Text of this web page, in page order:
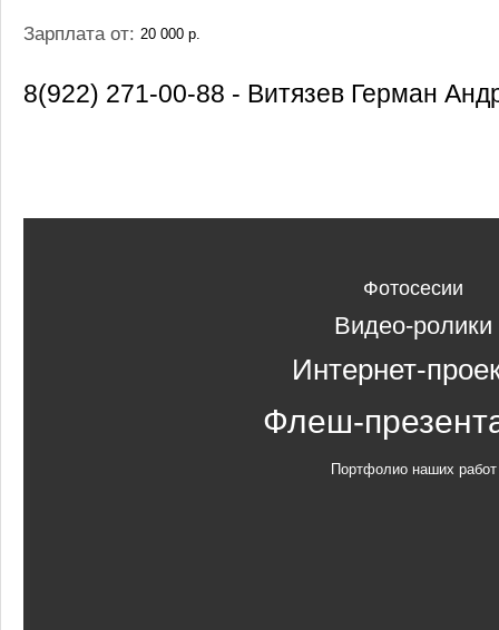
Зарплата от: 20 000 р.
8(922) 271-00-88 - Витязев Герман
Фотосесии
Видео-ролики
Интернет-
Флеш-
Портфолио наших работ